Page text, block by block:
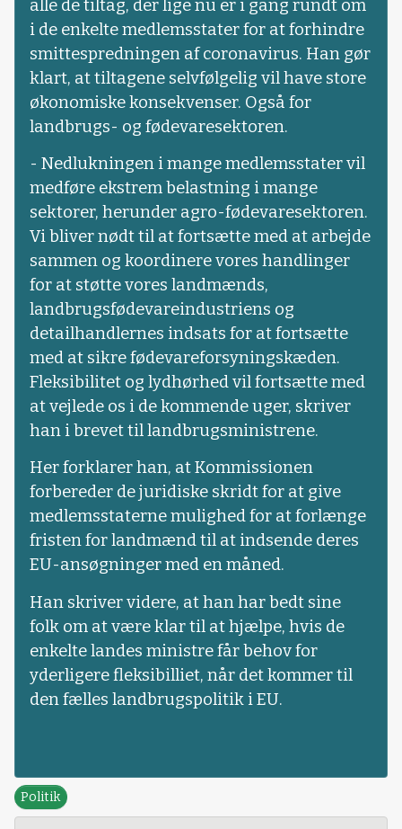
alle de tiltag, der lige nu er i gang rundt om
i de enkelte medlemsstater for at forhindre
smittespredningen af coronavirus. Han gør
klart, at tiltagene selvfølgelig vil have store
økonomiske konsekvenser. Også for
landbrugs- og fødevaresektoren.
- Nedlukningen i mange medlemsstater vil
medføre ekstrem belastning i mange
sektorer, herunder agro-fødevaresektoren.
Vi bliver nødt til at fortsætte med at arbejde
sammen og koordinere vores handlinger
for at støtte vores landmænds,
landbrugsfødevareindustriens og
detailhandlernes indsats for at fortsætte
med at sikre fødevareforsyningskæden.
Fleksibilitet og lydhørhed vil fortsætte med
at vejlede os i de kommende uger, skriver
han i brevet til landbrugsministrene.
Her forklarer han, at Kommissionen
forbereder de juridiske skridt for at give
medlemsstaterne mulighed for at forlænge
fristen for landmænd til at indsende deres
EU-ansøgninger med en måned.
Han skriver videre, at han har bedt sine
folk om at være klar til at hjælpe, hvis de
enkelte landes ministre får behov for
yderligere fleksibilliet, når det kommer til
den fælles landbrugspolitik i EU.
Politik